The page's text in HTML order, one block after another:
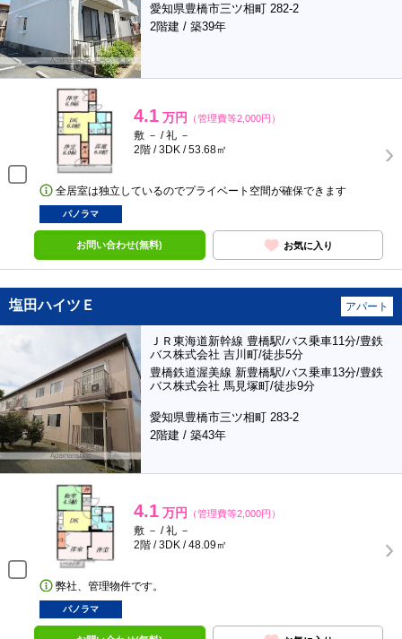
愛知県豊橋市三ツ相町 282-2
2階建 / 築39年
4.1 万円 （管理費等2,000円）
敷 － / 礼 －
2階 / 3DK / 53.68㎡
全居室は独立しているのでプライベート空間が確保できます
パノラマ
お問い合わせ(無料) お気に入り
塩田ハイツＥ アパート
ＪＲ東海道新幹線 豊橋駅/バス乗車11分/豊鉄
バス株式会社 吉川町/徒歩5分
豊橋鉄道渥美線 新豊橋駅/バス乗車13分/豊鉄
バス株式会社 馬見塚町/徒歩9分
愛知県豊橋市三ツ相町 283-2
2階建 / 築43年
4.1 万円 （管理費等2,000円）
敷 － / 礼 －
2階 / 3DK / 48.09㎡
弊社、管理物件です。
パノラマ